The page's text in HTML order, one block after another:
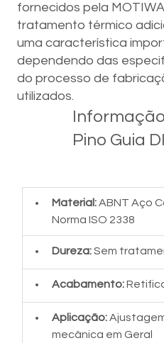
fornecidos pela
tratamento térmico
uma característica
dependendo das
do processo de
utilizados.
Pino Guia
Material: ABNT Aço
Norma ISO 2338
Dureza: Sem
Acabamento:
Aplicação:
mecânica em Geral